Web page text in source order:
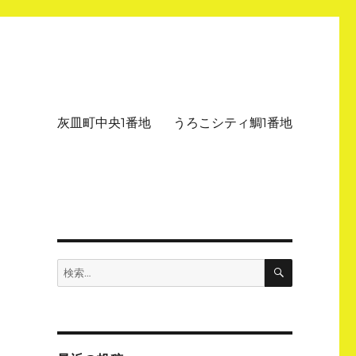
灰皿町中央1番地 うろこシティ鯛1番地
検
索:
検